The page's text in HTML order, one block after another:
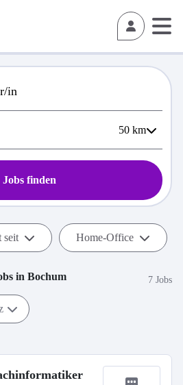
50 km
Jobs finden
seit Home-Office
in Bochum 7 Jobs